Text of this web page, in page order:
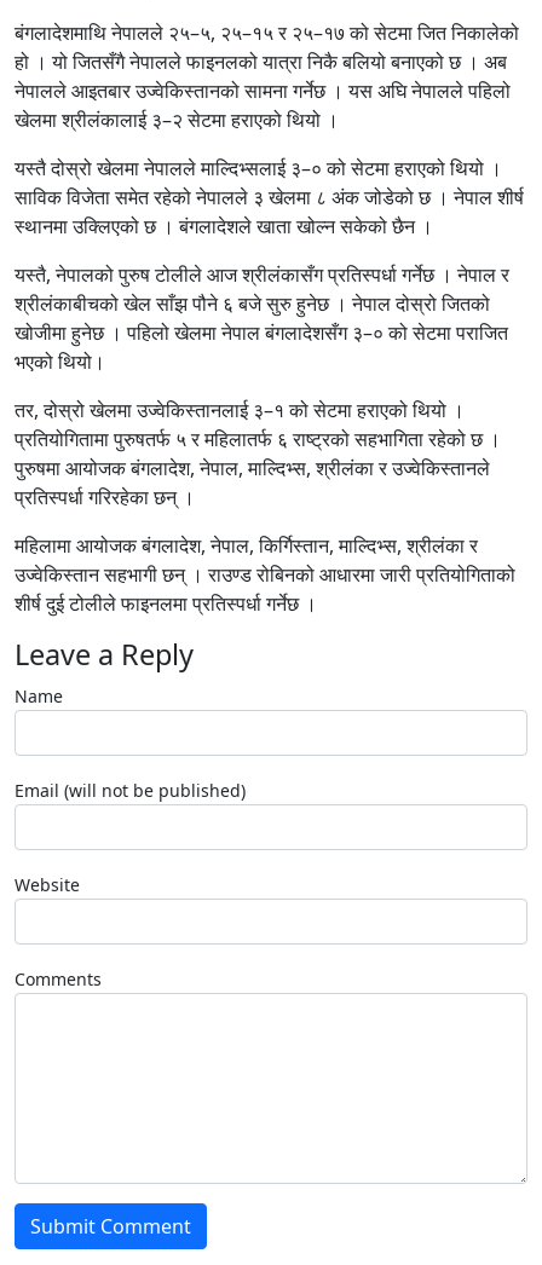
बंगलादेशमाथि नेपालले २५–५, २५–१५ र २५–१७ को सेटमा जित निकालेको
हो । यो जितसँगै नेपालले फाइनलको यात्रा निकै बलियो बनाएको छ । अब
नेपालले आइतबार उज्वेकिस्तानको सामना गर्नेछ । यस अघि नेपालले पहिलो
खेलमा श्रीलंकालाई ३–२ सेटमा हराएको थियो ।
यस्तै दोस्रो खेलमा नेपालले माल्दिभ्सलाई ३–० को सेटमा हराएको थियो ।
साविक विजेता समेत रहेको नेपालले ३ खेलमा ८ अंक जोडेको छ । नेपाल शीर्ष
स्थानमा उक्लिएको छ । बंगलादेशले खाता खोल्न सकेको छैन ।
यस्तै, नेपालको पुरुष टोलीले आज श्रीलंकासँग प्रतिस्पर्धा गर्नेछ । नेपाल र
श्रीलंकाबीचको खेल साँझ पौने ६ बजे सुरु हुनेछ । नेपाल दोस्रो जितको
खोजीमा हुनेछ । पहिलो खेलमा नेपाल बंगलादेशसँग ३–० को सेटमा पराजित
भएको थियो।
तर, दोस्रो खेलमा उज्वेकिस्तानलाई ३–१ को सेटमा हराएको थियो ।
प्रतियोगितामा पुरुषतर्फ ५ र महिलातर्फ ६ राष्ट्रको सहभागिता रहेको छ ।
पुरुषमा आयोजक बंगलादेश, नेपाल, माल्दिभ्स, श्रीलंका र उज्वेकिस्तानले
प्रतिस्पर्धा गरिरहेका छन् ।
महिलामा आयोजक बंगलादेश, नेपाल, किर्गिस्तान, माल्दिभ्स, श्रीलंका र
उज्वेकिस्तान सहभागी छन् । राउण्ड रोबिनको आधारमा जारी प्रतियोगिताको
शीर्ष दुई टोलीले फाइनलमा प्रतिस्पर्धा गर्नेछ ।
Leave a Reply
Name
Email (will not be published)
Website
Comments